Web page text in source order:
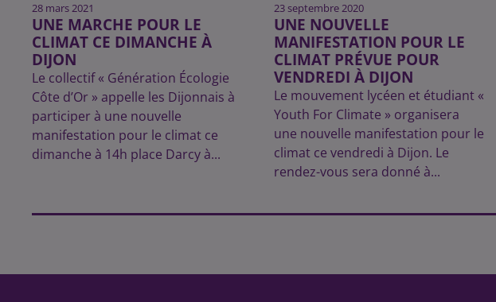
28 mars 2021
UNE MARCHE POUR LE
CLIMAT CE DIMANCHE À
DIJON
Le collectif « Génération Écologie
Côte d’Or » appelle les Dijonnais à
participer à une nouvelle
manifestation pour le climat ce
dimanche à 14h place Darcy à...
23 septembre 2020
UNE NOUVELLE
MANIFESTATION POUR LE
CLIMAT PRÉVUE POUR
VENDREDI À DIJON
Le mouvement lycéen et étudiant «
Youth For Climate » organisera
une nouvelle manifestation pour le
climat ce vendredi à Dijon. Le
rendez-vous sera donné à...